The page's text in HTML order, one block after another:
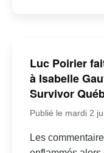
Luc Poirier
à Isabelle
Survivor
Publié le mardi 2
Les